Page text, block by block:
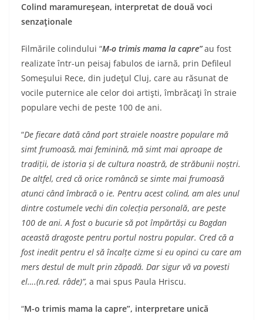
Colind maramureşean, interpretat de două voci
senzaţionale
Filmările colindului “M-o trimis mama la capre”au fost
realizate într-un peisaj fabulos de iarnă, prin Defileul
Someşului Rece, din judeţul Cluj, care au răsunat de
vocile puternice ale celor doi artişti, îmbrăcaţi în straie
populare vechi de peste 100 de ani.
“De fiecare dată când port straiele noastre populare mă
simt frumoasă, mai feminină, mă simt mai aproape de
tradiții, de istoria și de cultura noastră, de străbunii noștri.
De altfel, cred că orice româncă se simte mai frumoasă
atunci când îmbracă o ie. Pentru acest colind, am ales unul
dintre costumele vechi din colecția personală, are peste
100 de ani. A fost o bucurie să pot împărtăși cu Bogdan
această dragoste pentru portul nostru popular. Cred că a
fost inedit pentru el să încalțe cizme si eu opinci cu care am
mers destul de mult prin zăpadă. Dar sigur vă va povesti
el….(n.red. râde)”, a mai spus Paula Hriscu.
“M-o trimis mama la capre”, interpretare unică